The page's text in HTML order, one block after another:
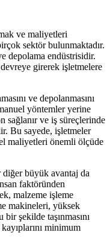
ve maliyetleri
sektör bulunmaktadır.
depolama endüstrisidir.
girerek işletmelere
ve depolanmasını
yöntemler yerine
sağlanır ve iş süreçlerinde
Bu sayede, işletmeler
maliyetleri önemli ölçüde
büyük avantaj da
faktöründen
malzeme işleme
makineleri, yüksek
şekilde taşınmasını
minimum